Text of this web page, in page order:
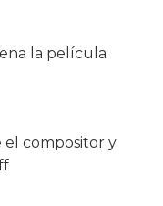
la película
el compositor y